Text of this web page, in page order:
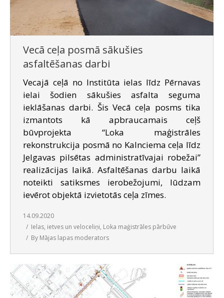
Vecā ceļa posmā sākušies
asfaltēšanas darbi
Vecajā ceļā no Institūta ielas līdz Pērnavas
ielai šodien sākušies asfalta seguma
ieklāšanas darbi. Šis Vecā ceļa posms tika
izmantots kā apbraucamais ceļš
būvprojekta “Loka maģistrāles
rekonstrukcija posmā no Kalnciema ceļa līdz
Jelgavas pilsētas administratīvajai robežai”
realizācijas laikā. Asfaltēšanas darbu laikā
noteikti satiksmes ierobežojumi, lūdzam
ievērot objektā izvietotās ceļa zīmes.
14.09.2020
Ielas, ietves un veloceliņi, Loka maģistrāles pārbūve
By Mājas lapas moderators